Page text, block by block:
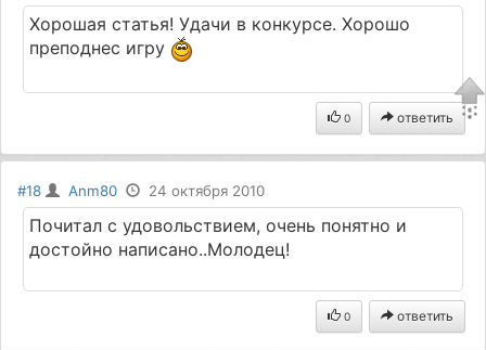
Хорошая статья! Удачи в конкурсе. Хорошо
преподнес игру
0 ответить
#18 Anm80 24 октября 2010
Почитал с удовольствием, очень понятно и
достойно написано..Молодец!
0 ответить